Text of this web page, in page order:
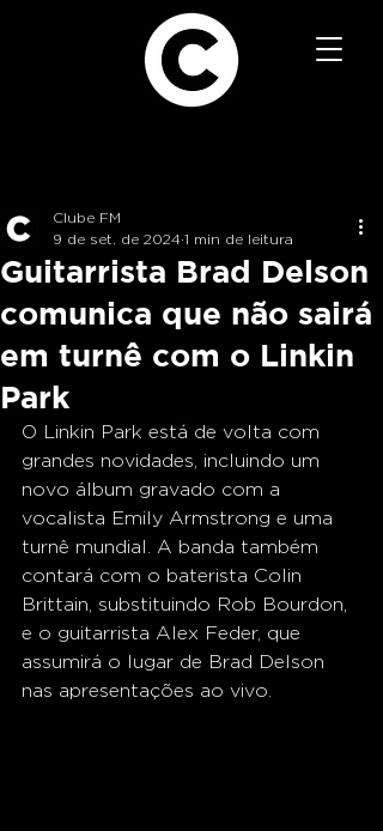
Guitarrista Brad Delson
comunica que não sairá
em turnê com o Linkin
Park
Clube FM
9 de set. de 2024 1 min de leitura
O Linkin Park está de volta com
grandes novidades, incluindo um
novo álbum gravado com a
vocalista Emily Armstrong e uma
turnê mundial. A banda também
contará com o baterista Colin
Brittain, substituindo Rob Bourdon,
e o guitarrista Alex Feder, que
assumirá o lugar de Brad Delson
nas apresentações ao vivo.